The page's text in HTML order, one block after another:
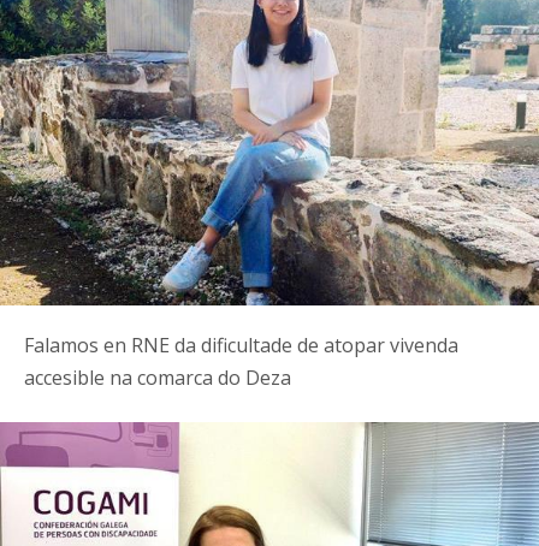
Falamos en RNE da dificultade de atopar vivenda
accesible na comarca do Deza